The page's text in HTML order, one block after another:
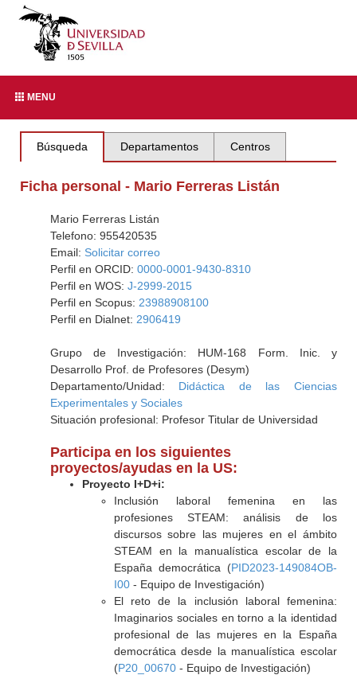
MENU
Búsqueda Departamentos Centros
Ficha personal - Mario Ferreras Listán
Mario Ferreras Listán
Telefono: 955420535
Email: Solicitar correo
Perfil en ORCID: 0000-0001-9430-8310
Perfil en WOS: J-2999-2015
Perfil en Scopus: 23988908100
Perfil en Dialnet: 2906419
Grupo de Investigación: HUM-168 Form. Inic. y
Desarrollo Prof. de Profesores (Desym)
Departamento/Unidad: Didáctica de las Ciencias
Experimentales y Sociales
Situación profesional: Profesor Titular de Universidad
Participa en los siguientes
proyectos/ayudas en la US:
Proyecto I+D+i:
Inclusión laboral femenina en las
profesiones STEAM: análisis de los
discursos sobre las mujeres en el ámbito
STEAM en la manualística escolar de la
España democrática (PID2023-149084OB-
I00- Equipo de Investigación)
El reto de la inclusión laboral femenina:
Imaginarios sociales en torno a la identidad
profesional de las mujeres en la España
democrática desde la manualística escolar
(P20_00670- Equipo de Investigación)